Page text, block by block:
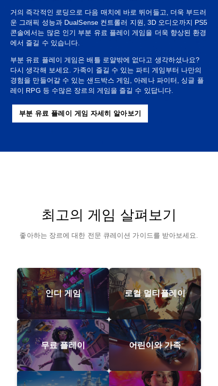
거의 즉각적인 로딩으로 다음 매치에 바로 뛰어들고, 더욱 부드러
운 그래픽 성능과 DualSense 컨트롤러 지원, 3D 오디오까지 PS5
콘솔에서는 많은 인기 부분 유료 플레이 게임을 더욱 향상된 환경
에서 즐길 수 있습니다.
부분 유료 플레이 게임은 배틀 로얄밖에 없다고 생각하셨나요?
다시 생각해 보세요. 가족이 즐길 수 있는 파티 게임부터 나만의
경험을 만들어갈 수 있는 샌드박스 게임, 아레나 파이터, 싱글 플
레이 RPG 등 수많은 장르의 게임을 즐길 수 있답니다.
부분 유료 플레이 게임 자세히 알아보기
최고의 게임 살펴보기
좋아하는 장르에 대한 전문 큐레이션 가이드를 받아보세요.
인디 게임 로컬 멀티플레이
무료 플레이 어린이와 가족